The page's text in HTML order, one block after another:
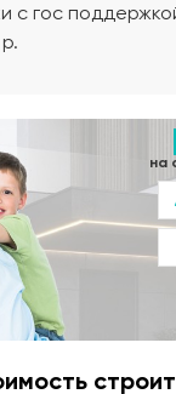
с гос
на